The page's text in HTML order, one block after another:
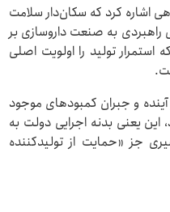
اشاره کرد که سکان‌دار سلامت
راهبردی به صنعت داروسازی بر
تولید را اولویت اصلی
و جبران کمبودهای موجود
این یعنی بدنه اجرایی دولت به
جز «حمایت از تولیدکننده